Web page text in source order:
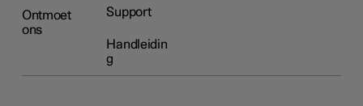
Ontmoet
ons
Support
Handleidin
g